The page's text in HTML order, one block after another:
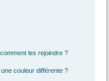
les rejoindre ?
couleur différente ?